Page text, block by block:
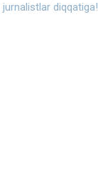
diqqatiga!